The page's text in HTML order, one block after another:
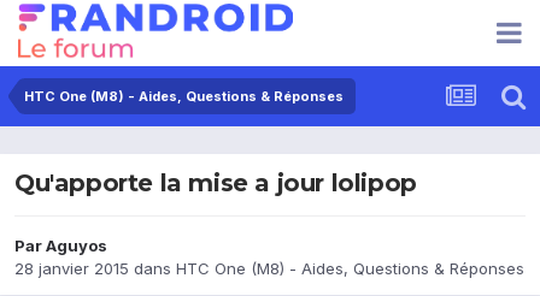
HTC One (M8) - Aides, Questions & Réponses
Qu'apporte la mise a jour lolipop
ParAguyos
28 janvier 2015 dans HTC One (M8) - Aides, Questions & Réponses